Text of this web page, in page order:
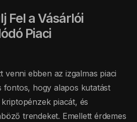
Fel a Vásárlói
Piaci
venni ebben az izgalmas piaci
fontos, hogy alapos kutatást
piacát, és
trendeket. Emellett érdemes